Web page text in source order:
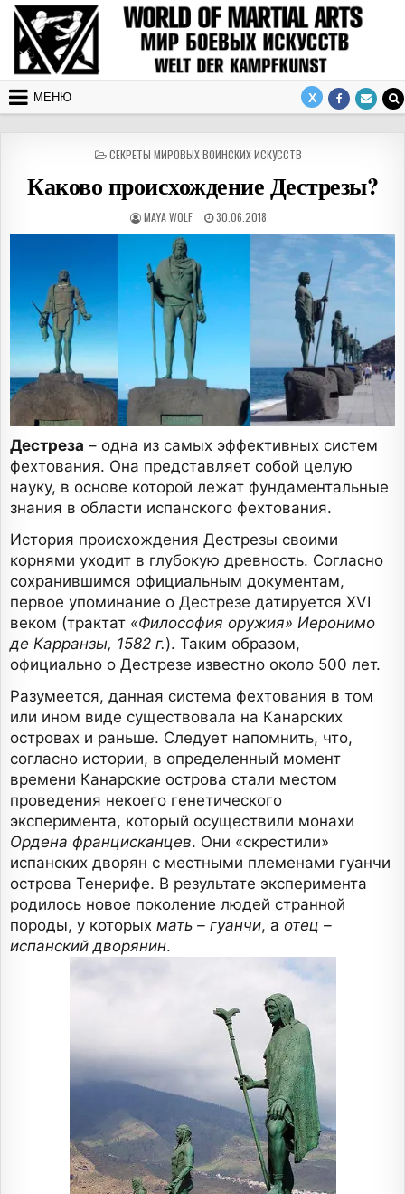
Перейти к содержимому
МЕНЮ
ОПУБЛИКОВАНО В
СЕКРЕТЫ МИРОВЫХ ВОИНСКИХ ИСКУССТВ
Каково происхождение Дестрезы?
АВТОР:
MAYA WOLF ДАТА ПУБЛИКАЦИИ:
30.06.2018
Дестреза – одна из самых эффективных систем
фехтования. Она представляет собой целую
науку, в основе которой лежат фундаментальные
знания в области испанского фехтования.
История происхождения Дестрезы своими
корнями уходит в глубокую древность. Согласно
сохранившимся официальным документам,
первое упоминание о Дестрезе датируется XVI
веком (трактат «Философия оружия» Иеронимо
де Карранзы, 1582 г.). Таким образом,
официально о Дестрезе известно около 500 лет.
Разумеется, данная система фехтования в том
или ином виде существовала на Канарских
островах и раньше. Следует напомнить, что,
согласно истории, в определенный момент
времени Канарские острова стали местом
проведения некоего генетического
эксперимента, который осуществили монахи
Ордена францисканцев. Они «скрестили»
испанских дворян с местными племенами гуанчи
острова Тенерифе. В результате эксперимента
родилось новое поколение людей странной
породы, у которых мать – гуанчи, а отец –
испанский дворянин.